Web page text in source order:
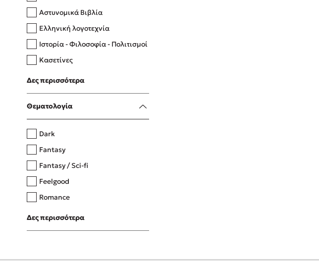
Δανάη Δεληγεώργη
Πάνω, κάτω, μπροστά, πίσω
Η μέθοδος Αφήστε τους
Αστυνομικά Βιβλία
Ελληνική λογοτεχνία
Ιστορία - Φιλοσοφία - Πολιτισμοί
Κασετίνες
Λευκώματα - Έγχρωμοι οδηγοί
Μαγειρική
Δες περισσότερα
Θεματολογία
Dark
Fantasy
Fantasy / Sci-fi
Feelgood
Romance
Upmarket
Young Adult
Δες περισσότερα